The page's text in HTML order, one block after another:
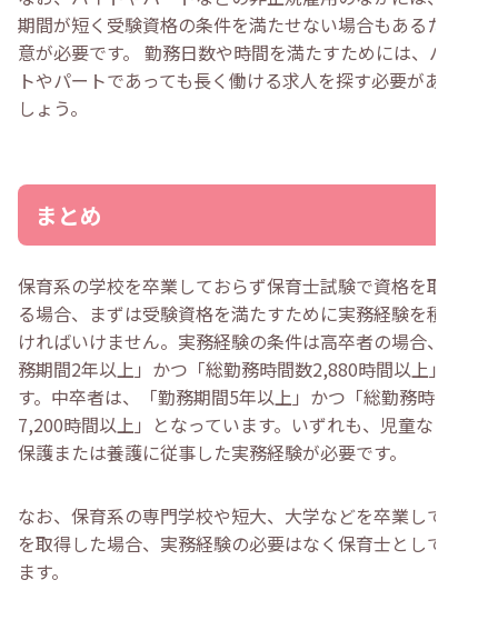
期間が短く受験資格の条件を満たせない場合もあるため注
意が必要です。 勤務日数や時間を満たすためには、バイ
トやパートであっても長く働ける求人を探す必要があるで
しょう。
まとめ
保育系の学校を卒業しておらず保育士試験で資格を取得す
る場合、まずは受験資格を満たすために実務経験を積まな
ければいけません。実務経験の条件は高卒者の場合、「勤
務期間2年以上」かつ「総勤務時間数2,880時間以上」で
す。中卒者は、「勤務期間5年以上」かつ「総勤務時間数
7,200時間以上」となっています。いずれも、児童などの
保護または養護に従事した実務経験が必要です。
なお、保育系の専門学校や短大、大学などを卒業して資格
を取得した場合、実務経験の必要はなく保育士として働け
ます。